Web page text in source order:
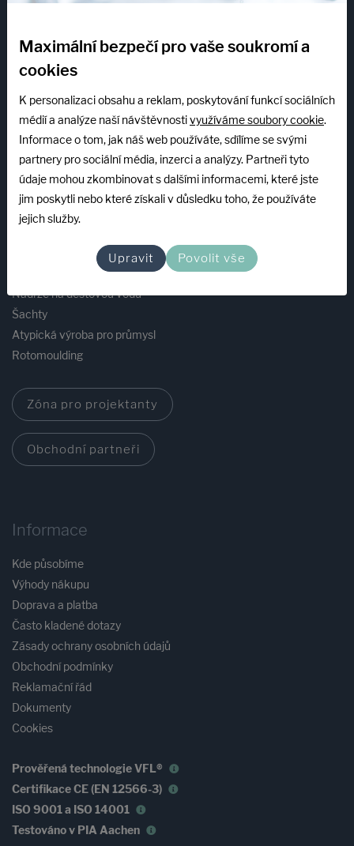
Blog
Kariéra
Povinná publicita
Dotační program
Katalogy ABPLAST
Produkty
Čistírny odpadních vod
Žumpy a odpadní jímky
Nádrže na dešťovou vodu
Šachty
Atypická výroba pro průmysl
Rotomoulding
Zóna pro projektanty
Obchodní partneři
Informace
Kde působíme
Výhody nákupu
Doprava a platba
Často kladené dotazy
Zásady ochrany osobních údajů
Obchodní podmínky
Reklamační řád
Dokumenty
Cookies
Prověřená technologie VFL®
Certifikace CE (EN 12566-3)
ISO 9001 a ISO 14001
Testováno v PIA Aachen
Maximální bezpečí pro vaše soukromí a
cookies
K personalizaci obsahu a reklam, poskytování funkcí sociálních
médií a analýze naší návštěvnostivyužíváme soubory cookie.
Informace o tom, jak náš web používáte, sdílíme se svými
partnery pro sociální média, inzerci a analýzy. Partneři tyto
údaje mohou zkombinovat s dalšími informacemi, které jste
jim poskytli nebo které získali v důsledku toho, že používáte
jejich služby.
Upravit Povolit vše